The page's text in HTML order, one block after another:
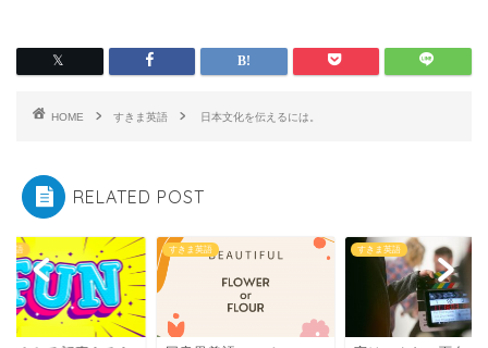
HOME すきま英語 日本文化を伝えるには。
RELATED POST
英語 すきま英語 すきま英語